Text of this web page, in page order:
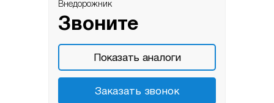
Внедорожник
Звоните
Показать аналоги
Заказать звонок